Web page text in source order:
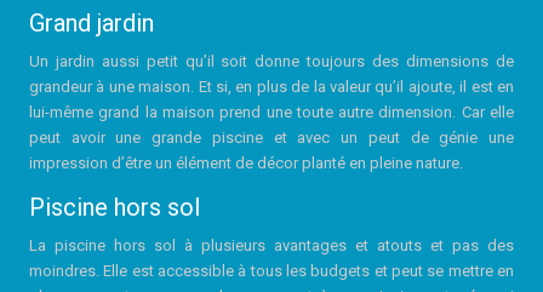
Grand jardin
Un jardin aussi petit qu’il soit donne toujours des dimensions de
grandeur à une maison. Et si, en plus de la valeur qu’il ajoute, il est en
lui-même grand la maison prend une toute autre dimension. Car elle
peut avoir une grande piscine et avec un peut de génie une
impression d’être un élément de décor planté en pleine nature.
Piscine hors sol
La piscine hors sol à plusieurs avantages et atouts et pas des
moindres. Elle est accessible à tous les budgets et peut se mettre en